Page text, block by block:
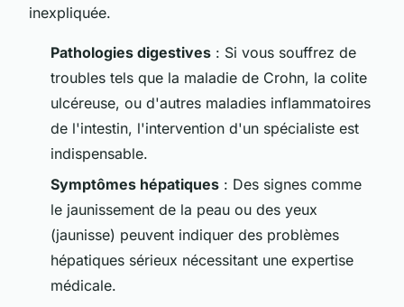
inexpliquée.
Pathologies digestives : Si vous souffrez de
troubles tels que la maladie de Crohn, la colite
ulcéreuse, ou d'autres maladies inflammatoires
de l'intestin, l'intervention d'un spécialiste est
indispensable.
Symptômes hépatiques : Des signes comme
le jaunissement de la peau ou des yeux
(jaunisse) peuvent indiquer des problèmes
hépatiques sérieux nécessitant une expertise
médicale.